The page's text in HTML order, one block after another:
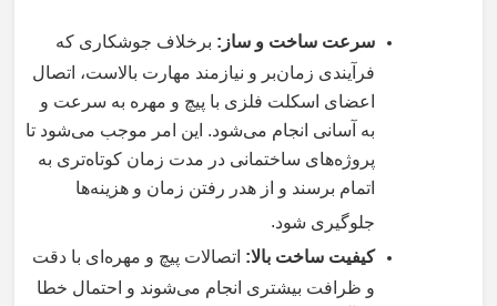
سرعت ساخت و ساز : برخلاف جوشکاری که
فرآیندی زمان‌بر و نیازمند مهارت بالاست، اتصال
اعضای اسکلت فلزی با پیچ و مهره به سرعت و
به آسانی انجام می‌شود. این امر موجب می‌شود تا
پروژه‌های ساختمانی در مدت زمان کوتاه‌تری به
اتمام برسند و از هدر رفتن زمان و هزینه‌ها
جلوگیری شود.
کیفیت ساخت بالا: اتصالات پیچ و مهره‌ای با دقت
و ظرافت بیشتری انجام می‌شوند و احتمال خطا